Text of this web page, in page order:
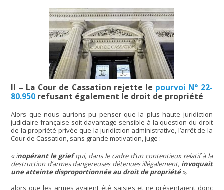
II – La Cour de Cassation rejette le pourvoi N° 22-
80.950 refusant également le droit de propriété
Alors que nous aurions pu penser que la plus haute juridiction
judiciaire française soit davantage sensible à la question du droit
de la propriété privée que la juridiction administrative, l’arrêt de la
Cour de Cassation, sans grande motivation, juge :
« inopérant le griefqui, dans le cadre d’un contentieux relatif à la
destruction d’armes dangereuses détenues illégalement, invoquait
une atteinte disproportionnée au droit de propriété»,